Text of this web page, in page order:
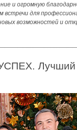
и огромную
для
возможностей и